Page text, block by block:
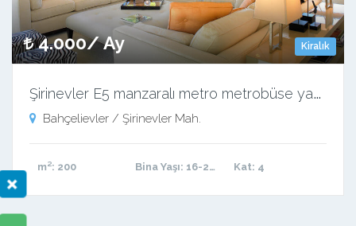
Kiralık
4.000/ Ay
Ş
irinevler E5 manzaralı metro metrobüse yakın
Bahçelievler / Şirinevler Mah.
m²: 200 Bina Yaşı: 16-20 arası Kat: 4